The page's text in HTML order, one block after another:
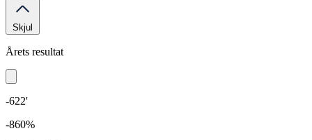
Skjul
Årets resultat
-622'
-860%